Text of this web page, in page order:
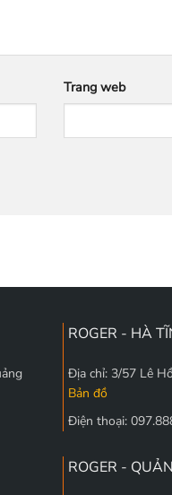
Trang web
ROGER - HÀ
Địa chỉ: 3/57 Lê
Bản đồ
Điện thoại:
ROGER -